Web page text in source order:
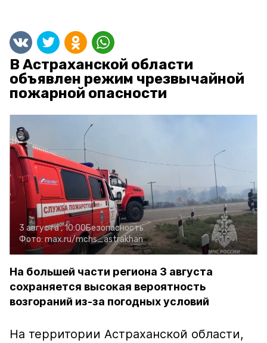
В Астраханской области
объявлен режим чрезвычайной
пожарной опасности
3 августа , 10:00Безопасность
Фото: max.ru/mchs_astrakhan
На большей части региона 3 августа
сохраняется высокая вероятность
возгораний из-за погодных условий
На территории Астраханской области,